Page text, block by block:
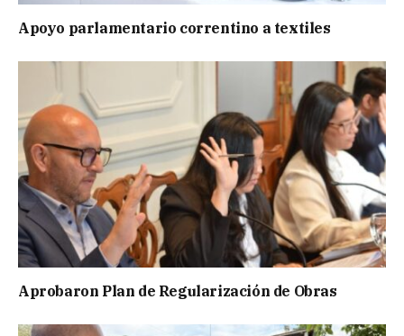
Apoyo parlamentario correntino a textiles
Aprobaron Plan de Regularización de Obras